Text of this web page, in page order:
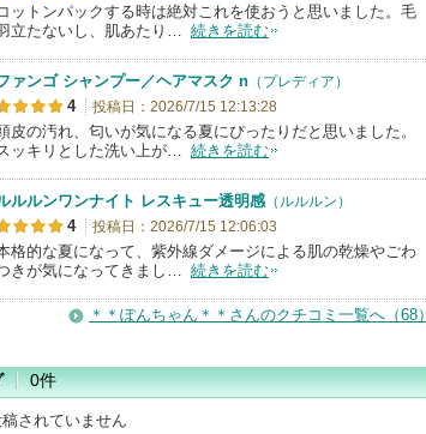
ットンパックする時は絶対これを使おうと思いました。毛
立たないし、肌あたり… 続きを読む
ァンゴ シャンプー／ヘアマスク n （プレディア）
4 投稿日：2026/7/15 12:13:28
皮の汚れ、匂いが気になる夏にぴったりだと思いました。
ッキリとした洗い上が… 続きを読む
ルルンワンナイト レスキュー透明感 （ルルルン）
4 投稿日：2026/7/15 12:06:03
格的な夏になって、紫外線ダメージによる肌の乾燥やごわ
きが気になってきまし… 続きを読む
＊＊ぽんちゃん＊＊さんのクチコミ一覧へ（68）
0件
されていません